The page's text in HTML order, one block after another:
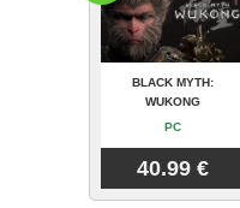
BLACK MYTH:
WUKONG
PC
40.99 €